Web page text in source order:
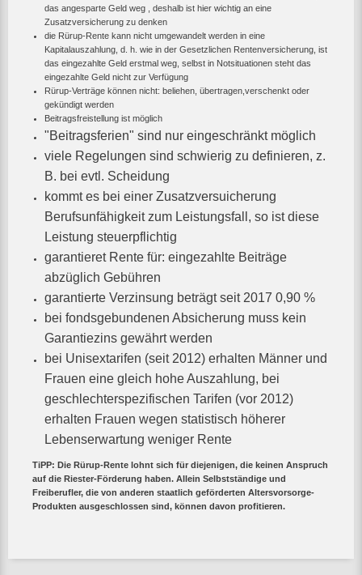
das angesparte Geld weg , deshalb ist hier wichtig an eine
Zusatzversicherung zu denken
die Rürup-Rente kann nicht umgewandelt werden in eine
Kapitalauszahlung, d. h. wie in der Gesetzlichen Rentenversicherung, ist
das eingezahlte Geld erstmal weg, selbst in Notsituationen steht das
eingezahlte Geld nicht zur Verfügung
Rürup-Verträge können nicht: beliehen, übertragen,verschenkt oder
gekündigt werden
Beitragsfreistellung ist möglich
"Beitragsferien" sind nur eingeschränkt möglich
viele Regelungen sind schwierig zu definieren, z.
B. bei evtl. Scheidung
kommt es bei einer Zusatzversuicherung
Berufsunfähigkeit zum Leistungsfall, so ist diese
Leistung steuerpflichtig
garantieret Rente für: eingezahlte Beiträge
abzüglich Gebühren
garantierte Verzinsung beträgt seit 2017 0,90 %
bei fondsgebundenen Absicherung muss kein
Garantiezins gewährt werden
bei Unisextarifen (seit 2012) erhalten Männer und
Frauen eine gleich hohe Auszahlung, bei
geschlechterspezifischen Tarifen (vor 2012)
erhalten Frauen wegen statistisch höherer
Lebenserwartung weniger Rente
TiPP: Die Rürup-Rente lohnt sich für diejenigen, die keinen Anspruch
auf die Riester-Förderung haben. Allein Selbstständige und
Freiberufler, die von anderen staatlich geförderten Altersvorsorge-
Produkten ausgeschlossen sind, können davon profitieren.